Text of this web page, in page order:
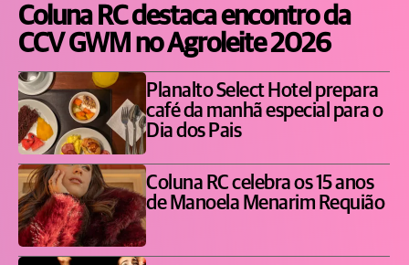
Coluna RC destaca encontro da
CCV GWM no Agroleite 2026
Planalto Select Hotel prepara
café da manhã especial para o
Dia dos Pais
Coluna RC celebra os 15 anos
de Manoela Menarim Requião